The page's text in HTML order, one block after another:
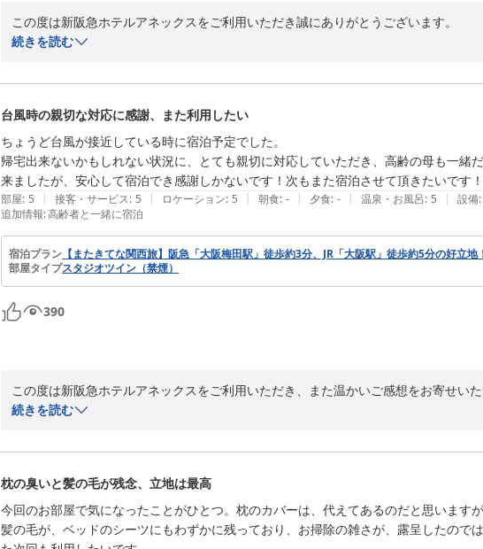
この度は新阪急ホテルアネックスをご利用いただき誠にありがとうございます。
また、その節のご感想をお寄せいただきましてありがとうございます。
来館をスタッフ一同心よりお待ち申し上げております。新阪急ホテルアネックス　
新阪急ホテルアネックス
2026-07-07
続きを読む
台風時の親切な対応に感謝、また利用したい
ちょうど台風が接近している時に宿泊予定でした。
帰宅出来ないかもしれない状況に、とても親切に対応していただき、高齢の母も一緒
来ましたが、安心して宿泊でき感謝しかないです！次もまた宿泊させて頂きたいです！
部屋: 5 | 接客・サービス: 5 | ロケーション: 5 | 朝食: - | 夕食: - | 温泉・お風呂: 5 | 設備:
追加情報:高齢者と一緒に宿泊
宿泊プラン 【またきてな関西旅】阪急「大阪梅田駅」徒歩約3分、JR「大阪駅」徒歩約5分の好立地
部屋タイプスタジオツイン（禁煙）
390
この度は新阪急ホテルアネックスをご利用いただき、また温かいご感想をお寄せい
「安心して宿泊できた」とのお言葉をいただき、これからも快適にお過ごしいただ
新阪急ホテルアネックス
フロント係
続きを読む
枕の臭いと髪の毛が残念、立地は最高
今回のお部屋で気になったことがひとつ。枕のカバーは、代えてあるのだと思います
髪の毛が、ベッドのシーツにもわずかに残っており、お掃除の雑さが、露呈したので